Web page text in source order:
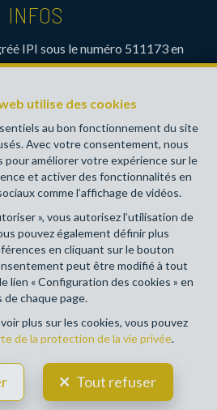
utilise des cookies
au bon fonctionnement du site
Avec votre consentement, nous
pour améliorer votre expérience sur le
et activer des fonctionnalités en
comme l’affichage de vidéos.
», vous autorisez l’utilisation de
pouvez également définir plus
en cliquant sur le bouton
peut être modifié à tout
lien « Configuration des cookies » en
de chaque page.
plus sur les cookies, vous pouvez
de la protection de la vie privée.
Tout refuser
INFOS
IPI sous le numéro 511173 en
Institut professionnel des
info@ipi.be) - Soumis au
de l’ IPI
via AXA Belgium SA,
Bruxelles – police n° 730390160.
les activités réalisées en Belgique
du site
privée
DESIGNED AND DEVELOPED BY